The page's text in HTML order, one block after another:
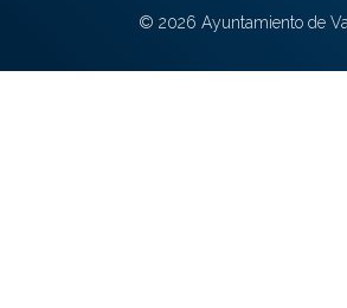
© 2026 Ayuntamiento de